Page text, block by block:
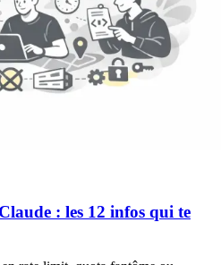
: les 12 infos qui te